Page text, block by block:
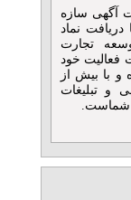
آگهی سازه
رسمی از تاریخ ۱۳۹۱/۴/۱۸ با دریافت نماد
تجارت
فعالیت خود
و با بیش از
و تبلیغات
شماست.